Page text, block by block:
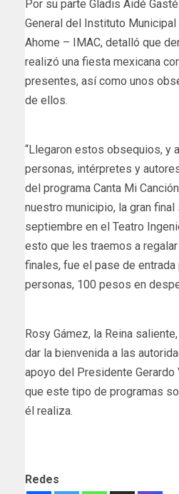
Por su parte Gladis Aidé
General del Instituto Municipal
Ahome – IMAC, detalló que
realizó una fiesta mexicana
presentes, así como unos
de ellos.
“Llegaron estos obsequios, y
personas, intérpretes y
del programa Canta Mi
nuestro municipio, la gran
septiembre en el Teatro
esto que les traemos a
finales, fue el pase de entrada
personas, 100 pesos en
Rosy Gámez, la Reina
dar la bienvenida a las
apoyo del Presidente Gerardo
que este tipo de programas
él realiza.
Redes